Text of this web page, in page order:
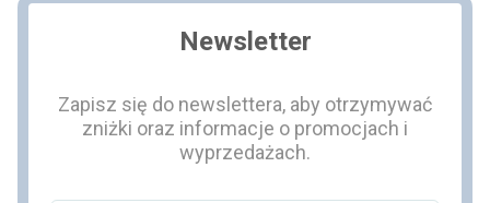
Newsletter
Zapisz się do newslettera, aby otrzymywać
zniżki oraz informacje o promocjach i
wyprzedażach.